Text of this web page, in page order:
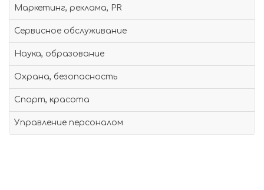
Маркетинг, реклама, PR
Сервисное обслуживание
Наука, образование
Охрана, безопасность
Спорт, красота
Управление персоналом